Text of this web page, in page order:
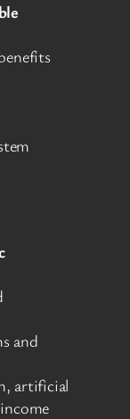
and
artificial